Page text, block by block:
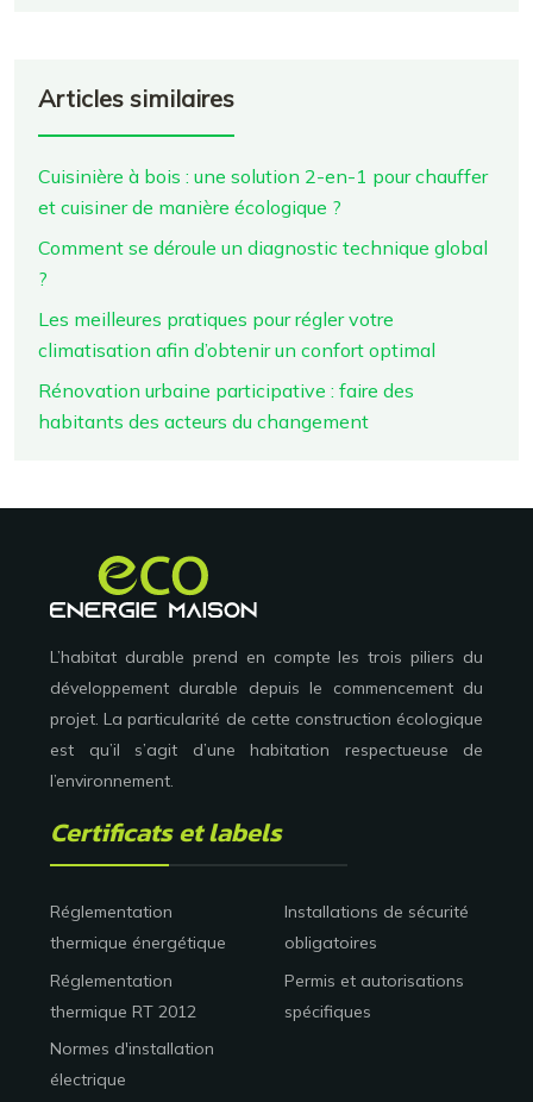
Articles similaires
Cuisinière à bois : une solution 2-en-1 pour chauffer
et cuisiner de manière écologique ?
Comment se déroule un diagnostic technique global
?
Les meilleures pratiques pour régler votre
climatisation afin d’obtenir un confort optimal
Rénovation urbaine participative : faire des
habitants des acteurs du changement
L’habitat durable prend en compte les trois piliers du
développement durable depuis le commencement du
projet. La particularité de cette construction écologique
est qu’il s’agit d’une habitation respectueuse de
l’environnement.
Certificats et labels
Réglementation
thermique énergétique
Réglementation
thermique RT 2012
Normes d'installation
électrique
Installations de sécurité
obligatoires
Permis et autorisations
spécifiques